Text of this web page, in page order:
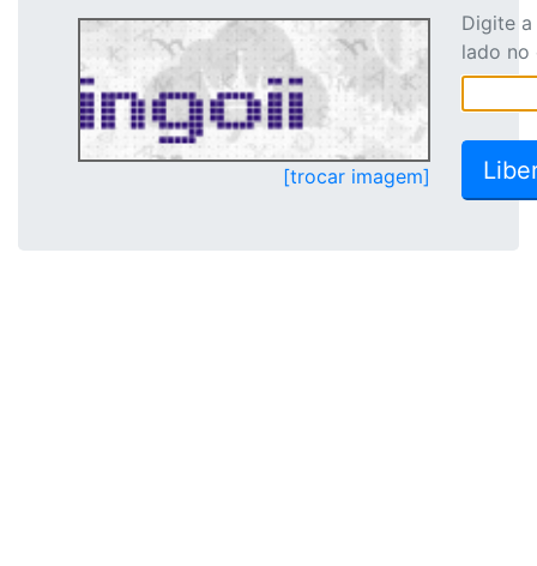
[trocar imagem]
Digite
lado no